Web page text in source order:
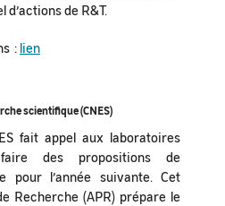
de R&T.
: lien
scientifique (CNES)
fait appel aux laboratoires
des propositions de
pour l’année suivante. Cet
Recherche (APR) prépare le